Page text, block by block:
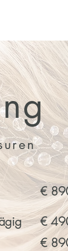
€
€
€